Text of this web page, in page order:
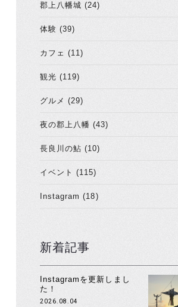
郡上八幡城 (24)
体験 (39)
カフェ (11)
観光 (119)
グルメ (29)
夜の郡上八幡 (43)
長良川の鮎 (10)
イベント (115)
Instagram (18)
新着記事
Instagramを更新しまし
た！
2026.08.04